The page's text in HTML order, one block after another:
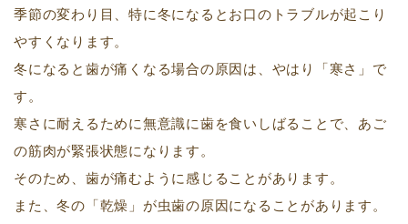
季節の変わり目、特に冬になるとお口のトラブルが起こり
やすくなります。
冬になると歯が痛くなる場合の原因は、やはり「寒さ」で
す。
寒さに耐えるために無意識に歯を食いしばることで、あご
の筋肉が緊張状態になります。
そのため、歯が痛むように感じることがあります。
また、冬の「乾燥」が虫歯の原因になることがあります。